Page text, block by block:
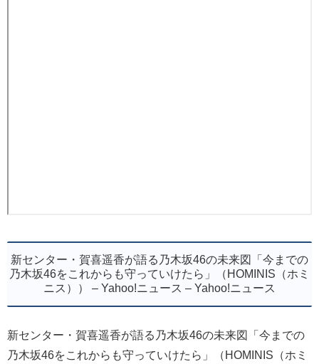
新センター・賀喜遥香が語る乃木坂46の未来図「今までの
乃木坂46をこれからも守っていけたら」（HOMINIS（ホミ
ニス）） – Yahoo!ニュース – Yahoo!ニュース
新センター・賀喜遥香が語る乃木坂46の未来図「今までの
乃木坂46をこれからも守っていけたら」（HOMINIS（ホミ